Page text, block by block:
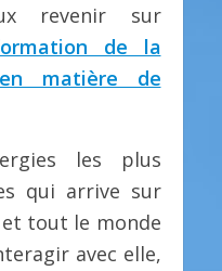
revenir sur
de la
matière de
les plus
qui arrive sur
tout le monde
avec elle,